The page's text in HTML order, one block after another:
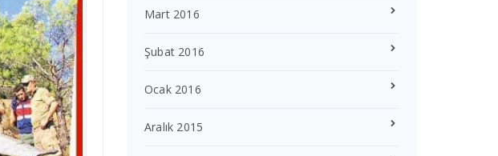
Mart 2016
Şubat 2016
Ocak 2016
Aralık 2015